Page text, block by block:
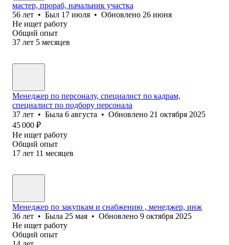
мастер, прораб, начальник участка
56 лет • Был 17 июля • Обновлено 26 июня
Не ищет работу
Общий опыт
37 лет 5 месяцев
Менеджер по персоналу, специалист по кадрам,
специалист по подбору персонала
37 лет • Была 6 августа • Обновлено 21 октября 2025
45 000 ₽
Не ищет работу
Общий опыт
17 лет 11 месяцев
Менеджер по закупкам и снабжению , менеджер, инж
36 лет • Была 25 мая • Обновлено 9 октября 2025
Не ищет работу
Общий опыт